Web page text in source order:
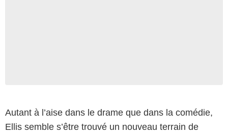
Autant à l’aise dans le drame que dans la comédie,
Ellis semble s’être trouvé un nouveau terrain de